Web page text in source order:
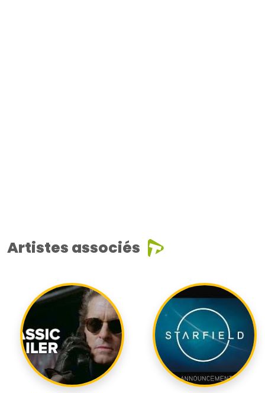
Artistes associés